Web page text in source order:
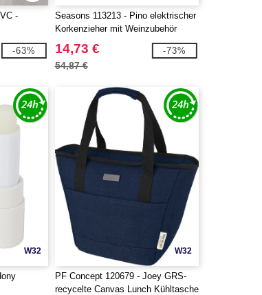
-
-63%
Seasons 113213 - Pino elektrischer
Korkenzieher mit Weinzubehör
14,73 €
54,87 €
-73%
W32 W32
PF Concept 120679 - Joey GRS-
recycelte Canvas Lunch Kühltasche